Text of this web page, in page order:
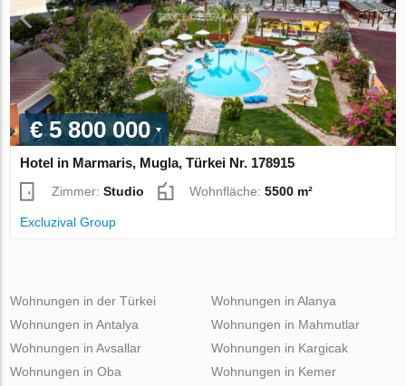
€ 5 800 000
Hotel in Marmaris, Mugla, Türkei Nr. 178915
Zimmer:Studio Wohnfläche:5500 m²
Excluzival Group
Wohnungen in der Türkei
Wohnungen in Antalya
Wohnungen in Avsallar
Wohnungen in Oba
Wohnungen in Alanya
Wohnungen in Mahmutlar
Wohnungen in Kargicak
Wohnungen in Kemer